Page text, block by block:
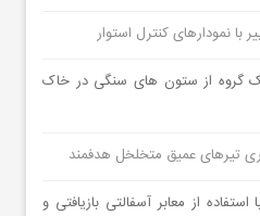
با نمودارهای کنترل استوار
یک گروه از ستون های سنگی در خاک
تیرهای عمیق متخلخل هدفمند
از معابر آسفالتی بازیافتی و